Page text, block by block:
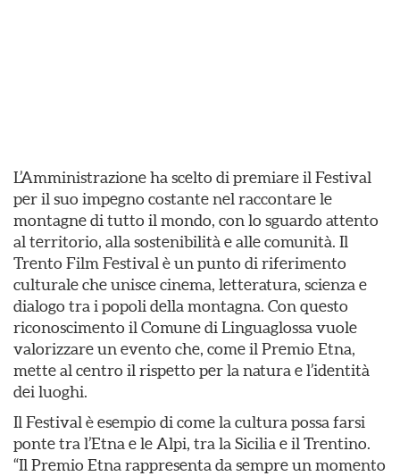
L’Amministrazione ha scelto di premiare il Festival
per il suo impegno costante nel raccontare le
montagne di tutto il mondo, con lo sguardo attento
al territorio, alla sostenibilità e alle comunità. Il
Trento Film Festival è un punto di riferimento
culturale che unisce cinema, letteratura, scienza e
dialogo tra i popoli della montagna. Con questo
riconoscimento il Comune di Linguaglossa vuole
valorizzare un evento che, come il Premio Etna,
mette al centro il rispetto per la natura e l’identità
dei luoghi.
Il Festival è esempio di come la cultura possa farsi
ponte tra l’Etna e le Alpi, tra la Sicilia e il Trentino.
“Il Premio Etna rappresenta da sempre un momento